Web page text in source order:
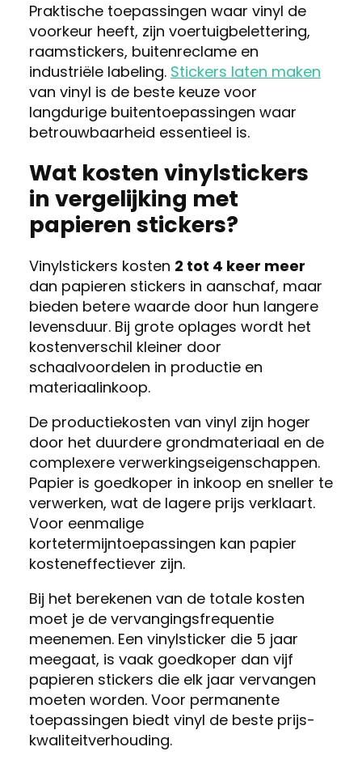
Praktische toepassingen waar vinyl de
voorkeur heeft, zijn voertuigbelettering,
raamstickers, buitenreclame en
industriële labeling. Stickers laten maken
van vinyl is de beste keuze voor
langdurige buitentoepassingen waar
betrouwbaarheid essentieel is.
Wat kosten vinylstickers
in vergelijking met
papieren stickers?
Vinylstickers kosten 2 tot 4 keer meer
dan papieren stickers in aanschaf, maar
bieden betere waarde door hun langere
levensduur. Bij grote oplages wordt het
kostenverschil kleiner door
schaalvoordelen in productie en
materiaalinkoop.
De productiekosten van vinyl zijn hoger
door het duurdere grondmateriaal en de
complexere verwerkingseigenschappen.
Papier is goedkoper in inkoop en sneller te
verwerken, wat de lagere prijs verklaart.
Voor eenmalige
kortetermijntoepassingen kan papier
kosteneffectiever zijn.
Bij het berekenen van de totale kosten
moet je de vervangingsfrequentie
meenemen. Een vinylsticker die 5 jaar
meegaat, is vaak goedkoper dan vijf
papieren stickers die elk jaar vervangen
moeten worden. Voor permanente
toepassingen biedt vinyl de beste prijs-
kwaliteitverhouding.